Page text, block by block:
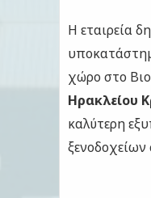
Η εταιρεία
χώρο στο
Ηρακλείου
καλύτερη
ξενοδοχείων